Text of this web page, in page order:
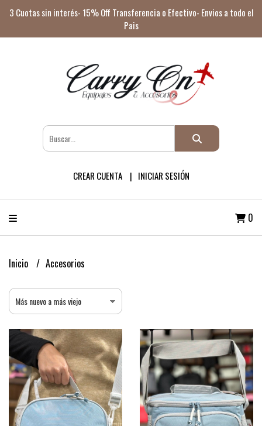
3 Cuotas sin interés- 15% Off Transferencia o Efectivo- Envios a todo el
Pais
CREAR CUENTA INICIAR SESIÓN
0
Inicio Accesorios